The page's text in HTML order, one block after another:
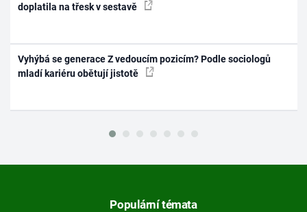
doplatila na třesk v sestavě
Vyhýbá se generace Z vedoucím pozicím? Podle sociologů
mladí kariéru obětují jistotě
Populární témata